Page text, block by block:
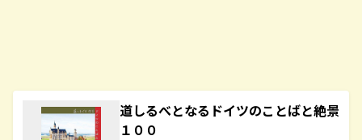
道しるべとなるドイツのことばと絶景
１００